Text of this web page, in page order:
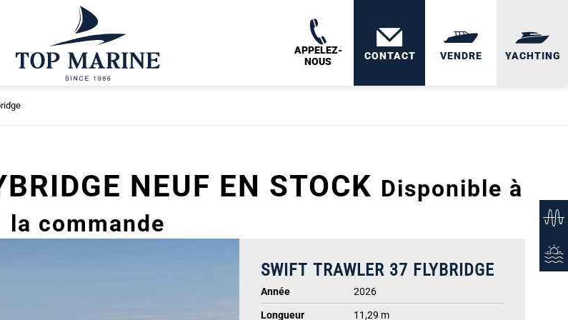
APPELEZ-
NOUS
CONTACT VENDRE YACHTING
NEUF EN STOCK Disponible à
la commande
SWIFT TRAWLER 37 FLYBRIDGE
Année 2026
Longueur 11,29 m